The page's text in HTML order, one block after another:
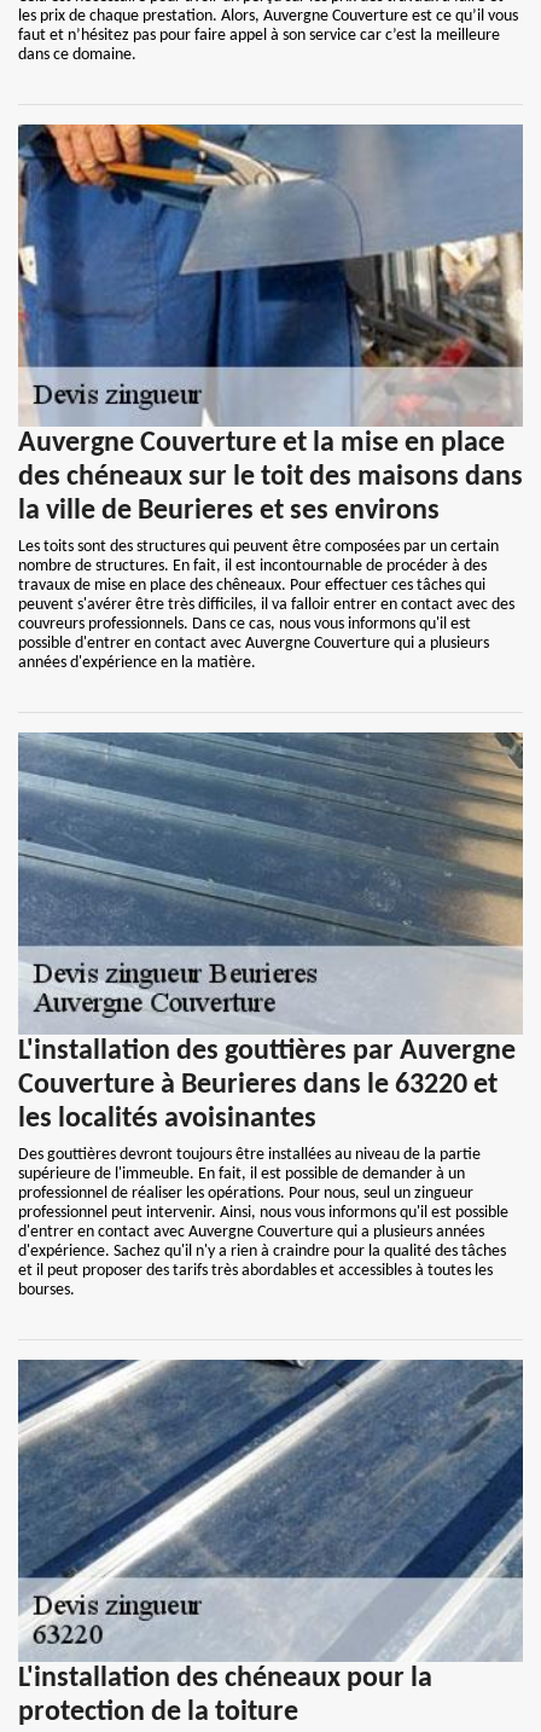
les prix de chaque prestation. Alors, Auvergne Couverture est ce qu’il vous
faut et n’hésitez pas pour faire appel à son service car c’est la meilleure
dans ce domaine.
Auvergne Couverture et la mise en place
des chéneaux sur le toit des maisons dans
la ville de Beurieres et ses environs
Les toits sont des structures qui peuvent être composées par un certain
nombre de structures. En fait, il est incontournable de procéder à des
travaux de mise en place des chêneaux. Pour effectuer ces tâches qui
peuvent s'avérer être très difficiles, il va falloir entrer en contact avec des
couvreurs professionnels. Dans ce cas, nous vous informons qu'il est
possible d'entrer en contact avec Auvergne Couverture qui a plusieurs
années d'expérience en la matière.
L'installation des gouttières par Auvergne
Couverture à Beurieres dans le 63220 et
les localités avoisinantes
Des gouttières devront toujours être installées au niveau de la partie
supérieure de l'immeuble. En fait, il est possible de demander à un
professionnel de réaliser les opérations. Pour nous, seul un zingueur
professionnel peut intervenir. Ainsi, nous vous informons qu'il est possible
d'entrer en contact avec Auvergne Couverture qui a plusieurs années
d'expérience. Sachez qu'il n'y a rien à craindre pour la qualité des tâches
et il peut proposer des tarifs très abordables et accessibles à toutes les
bourses.
L'installation des chéneaux pour la
protection de la toiture